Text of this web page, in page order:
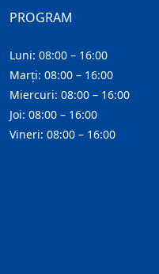
PROGRAM
Luni: 08:00 – 16:00
Marți: 08:00 – 16:00
Miercuri: 08:00 – 16:00
Joi: 08:00 – 16:00
Vineri: 08:00 – 16:00